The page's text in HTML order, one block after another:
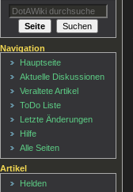
Navigation
Hauptseite
Aktuelle Diskussionen
Veraltete Artikel
ToDo Liste
Letzte Änderungen
Hilfe
Alle Seiten
Artikel
Helden